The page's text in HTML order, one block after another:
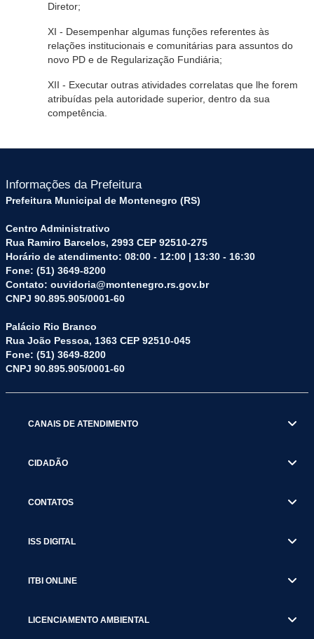
Diretor;
XI - Desempenhar algumas funções referentes às
relações institucionais e comunitárias para assuntos do
novo PD e de Regularização Fundiária;
XII - Executar outras atividades correlatas que lhe forem
atribuídas pela autoridade superior, dentro da sua
competência.
Informações da Prefeitura
Prefeitura Municipal de Montenegro (RS)
Centro Administrativo
Rua Ramiro Barcelos, 2993 CEP 92510-275
Horário de atendimento: 08:00 - 12:00 | 13:30 - 16:30
Fone: (51) 3649-8200
Contato: ouvidoria@montenegro.rs.gov.br
CNPJ 90.895.905/0001-60
Palácio Rio Branco
Rua João Pessoa, 1363 CEP 92510-045
Fone: (51) 3649-8200
CNPJ 90.895.905/0001-60
CANAIS DE ATENDIMENTO
CIDADÃO
CONTATOS
ISS DIGITAL
ITBI ONLINE
LICENCIAMENTO AMBIENTAL